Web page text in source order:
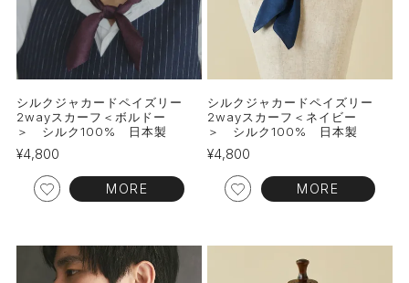
シルクジャカードペイズリー
2wayスカーフ＜ボルドー
＞ シルク100% 日本製
¥4,800
MORE
シルクジャカードペイズリー
2wayスカーフ＜ネイビー
＞ シルク100% 日本製
¥4,800
MORE